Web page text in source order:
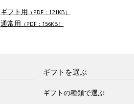
ギフト用 （PDF：121KB）
通常用 （PDF：156KB）
ギフトを選ぶ
ギフトの種類で選ぶ